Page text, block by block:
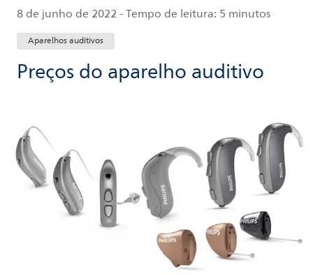
8 de junho de 2022-Tempo de leitura: 5 minutos
Aparelhos auditivos
Preços do aparelho auditivo